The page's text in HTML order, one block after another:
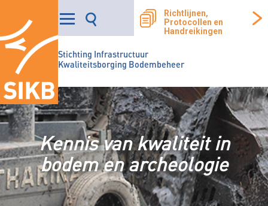
Stichting Infrastructuur
Kwaliteitsborging Bodembeheer
Richtlijnen,
Protocollen en
Handreikingen
Kennis van kwaliteit in
bodem en archeologie